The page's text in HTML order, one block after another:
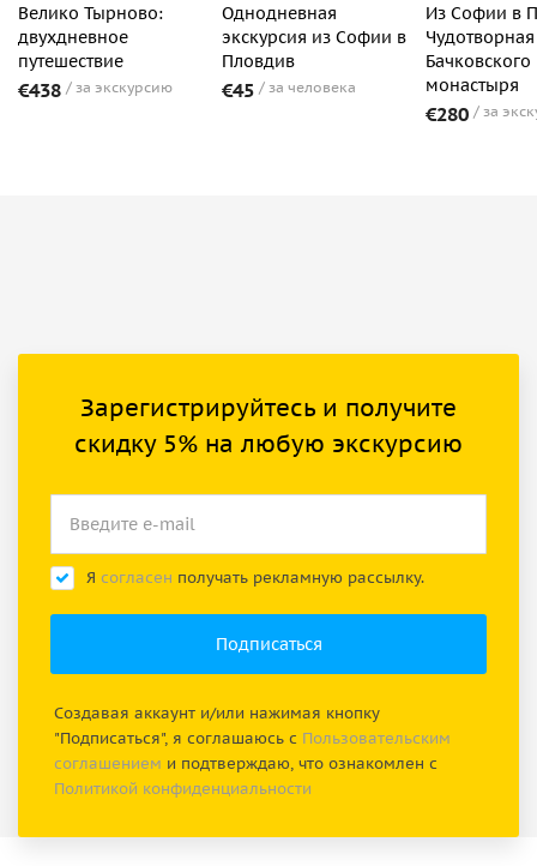
Велико Тырново:
двухдневное
путешествие
€438 за экскурсию
Однодневная
экскурсия из Софии в
Пловдив
€45 за человека
Из Софии в
Бачковского
монастыря
€280 за
Зарегистрируйтесь и получите
скидку 5% на любую экскурсию
Я согласен получать рекламную рассылку.
Создавая аккаунт и/или нажимая кнопку
"Подписаться", я соглашаюсь с Пользовательским
соглашением и подтверждаю, что ознакомлен с
Политикой конфиденциальности